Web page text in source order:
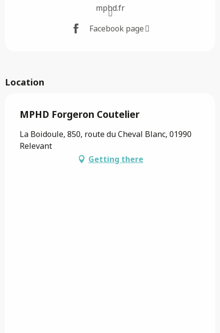
mphd.fr
Facebook page
Location
MPHD Forgeron Coutelier
La Boidoule, 850, route du Cheval Blanc, 01990
Relevant
Getting there